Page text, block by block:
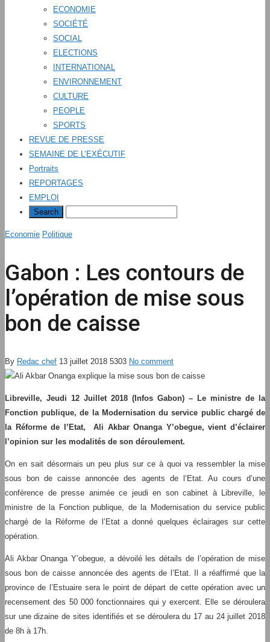
ECONOMIE
SOCIÉTÉ
SOCIAL
ELECTIONS
INTERNATIONAL
ENVIRONNEMENT
CULTURE
PEOPLE
SPORTS
REVUE DE PRESSE
SEMAINE DE L’EXÉCUTIF
Portraits
REPORTAGES
EMPLOI
Economie Politique
Gabon : Les contours de
l’opération de mise sous
bon de caisse
By Redac chef 13 juillet 2018 5303 No comment
Libreville, Jeudi 12 Juillet 2018 (Infos Gabon) – Le ministre de la
Fonction publique, de la Modernisation du service public chargé de
la Réforme de l’Etat, Ali Akbar Onanga Y’obegue, vient d’éclairer
l’opinion sur les modalités de son déroulement.
On en sait désormais un peu plus sur ce à quoi va ressembler la mise
sous bon de caisse annoncée des agents de l’Etat. Au cours d’une
conférence de presse animée ce jeudi en son cabinet à Libreville, le
ministre de la Fonction publique, de la Modernisation du service public
chargé de la Réforme de l’Etat a donné quelques éclairages sur cette
opération.
Ali Akbar Onanga Y’obegue, a dévoilé les détails de l’opération de mise
sous bon de caisse annoncée des agents de l’Etat. Il a réaffirmé que la
province de l’Estuaire sera le point de départ de cette opération avec un
recensement des 50 000 fonctionnaires qui y exercent. Elle se déroulera
sur une dizaine de sites identifiés et se déroulera du 17 au 24 juillet 2018
de 8h à 17h.